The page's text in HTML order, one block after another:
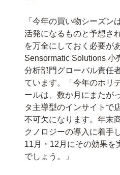
「今年の買い物シーズン
活発になるものと予想さ
を万全にしておく必要が
Sensormatic Solutions 小
分析部門グローバル責任
ています。「今年のホリ
ールは、数か月にまたが
タ主導型のインサイトで
不可欠になります。年末
クノロジーの導入に着手
11月・12月にその効果を
でしょう。」